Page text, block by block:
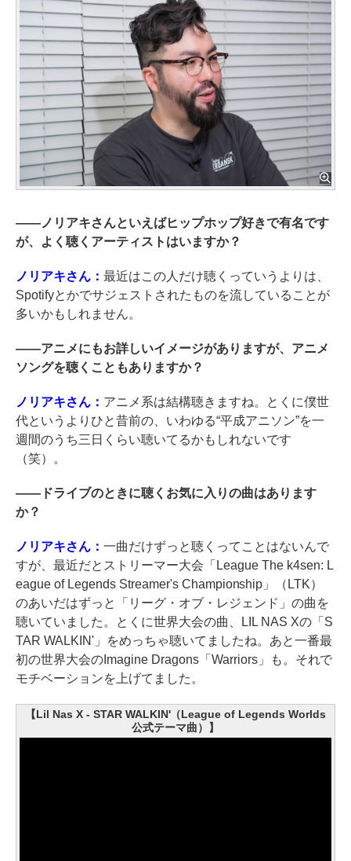
――ノリアキさんといえばヒップホップ好きで有名です
が、よく聴くアーティストはいますか？
ノリアキさん： 最近はこの人だけ聴くっていうよりは、
Spotifyとかでサジェストされたものを流していることが
多いかもしれません。
――アニメにもお詳しいイメージがありますが、アニメ
ソングを聴くこともありますか？
ノリアキさん： アニメ系は結構聴きますね。とくに僕世
代というよりひと昔前の、いわゆる“平成アニソン”を一
週間のうち三日くらい聴いてるかもしれないです
（笑）。
――ドライブのときに聴くお気に入りの曲はあります
か？
ノリアキさん： 一曲だけずっと聴くってことはないんで
すが、最近だとストリーマー大会「League The k4sen: L
eague of Legends Streamer's Championship」（LTK）
のあいだはずっと「リーグ・オブ・レジェンド」の曲を
聴いていました。とくに世界大会の曲、LIL NAS Xの「S
TAR WALKIN'」をめっちゃ聴いてましたね。あと一番最
初の世界大会のImagine Dragons「Warriors」も。それで
モチベーションを上げてました。
【Lil Nas X - STAR WALKIN'（League of Legends Worlds
公式テーマ曲）】